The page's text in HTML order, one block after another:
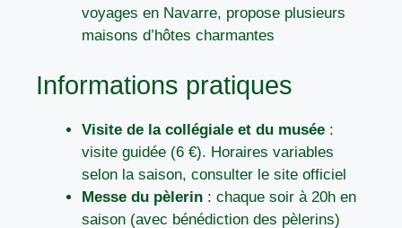
voyages en Navarre, propose plusieurs
maisons d’hôtes charmantes
Informations pratiques
Visite de la collégiale et du musée :
visite guidée (6 €). Horaires variables
selon la saison, consulter le site officiel
Messe du pèlerin : chaque soir à 20h en
saison (avec bénédiction des pèlerins)